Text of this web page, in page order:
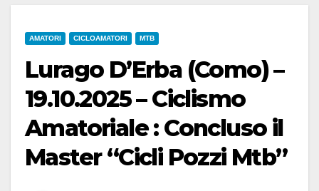
AMATORI CICLOAMATORI MTB
Lurago D’Erba (Como) –
19.10.2025 – Ciclismo
Amatoriale : Concluso il
Master “Cicli Pozzi Mtb”